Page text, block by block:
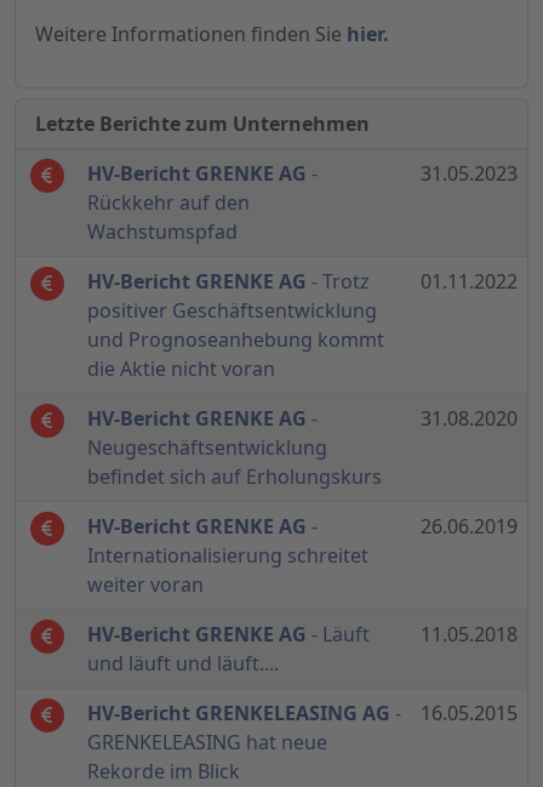
Weitere Informationen finden Sie hier.
Letzte Berichte zum Unternehmen
HV-Bericht GRENKE AG -
Rückkehr auf den
Wachstumspfad
31.05.2023
HV-Bericht GRENKE AG - Trotz
positiver Geschäftsentwicklung
und Prognoseanhebung kommt
die Aktie nicht voran
01.11.2022
HV-Bericht GRENKE AG -
Neugeschäftsentwicklung
befindet sich auf Erholungskurs
31.08.2020
HV-Bericht GRENKE AG -
Internationalisierung schreitet
weiter voran
26.06.2019
HV-Bericht GRENKE AG - Läuft
und läuft und läuft....
11.05.2018
HV-Bericht GRENKELEASING AG -
GRENKELEASING hat neue
Rekorde im Blick
16.05.2015